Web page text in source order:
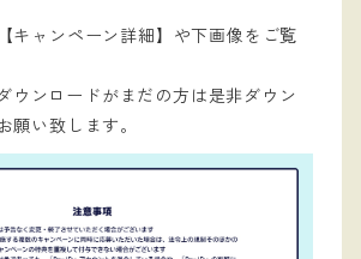
キャンペーン詳細】や下画像をご覧
ウンロードがまだの方は是非ダウン
願い致します。